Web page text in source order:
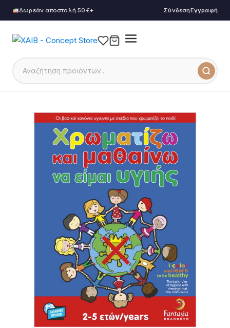
Δωρεάν αποστολή 50€+ ΣύνδεσηΕγγραφή